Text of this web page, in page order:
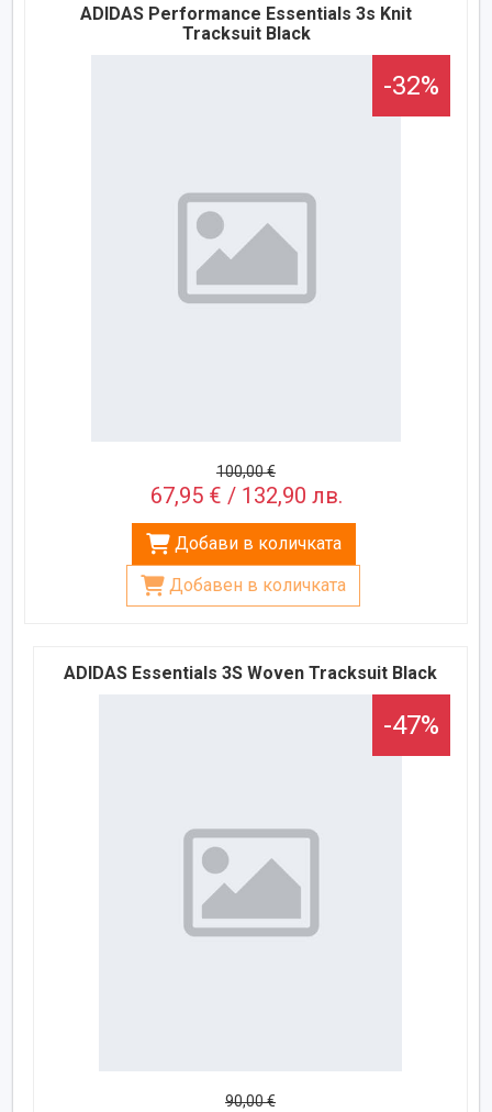
ADIDAS Performance Essentials 3s Knit
Tracksuit Black
-32%
100,00 €
67,95 € / 132,90 лв.
Добави в количката
Добавен в количката
ADIDAS Essentials 3S Woven Tracksuit Black
-47%
90,00 €